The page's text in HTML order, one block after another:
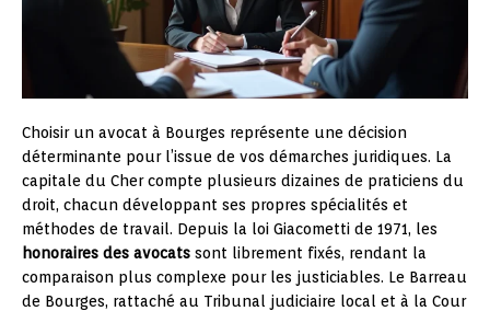
Choisir un avocat à Bourges représente une décision
déterminante pour l’issue de vos démarches juridiques. La
capitale du Cher compte plusieurs dizaines de praticiens du
droit, chacun développant ses propres spécialités et
méthodes de travail. Depuis la loi Giacometti de 1971, les
honoraires des avocats sont librement fixés, rendant la
comparaison plus complexe pour les justiciables. Le Barreau
de Bourges, rattaché au Tribunal judiciaire local et à la Cour